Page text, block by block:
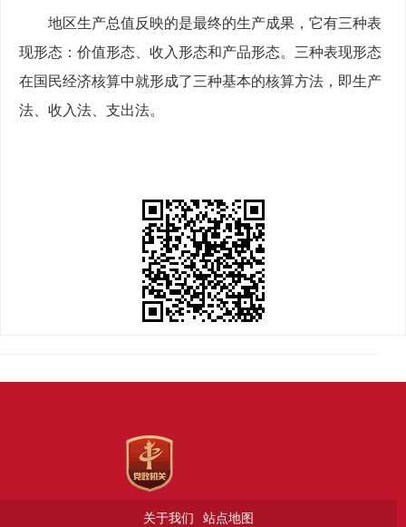
地区生产总值反映的是最终的生产成果，它有三种表
现形态：价值形态、收入形态和产品形态。三种表现形态
在国民经济核算中就形成了三种基本的核算方法，即生产
法、收入法、支出法。
关于我们 站点地图